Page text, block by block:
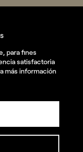
para fines
satisfactoria
más información